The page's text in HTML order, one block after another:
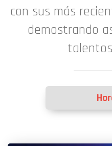
con sus más
demostrando